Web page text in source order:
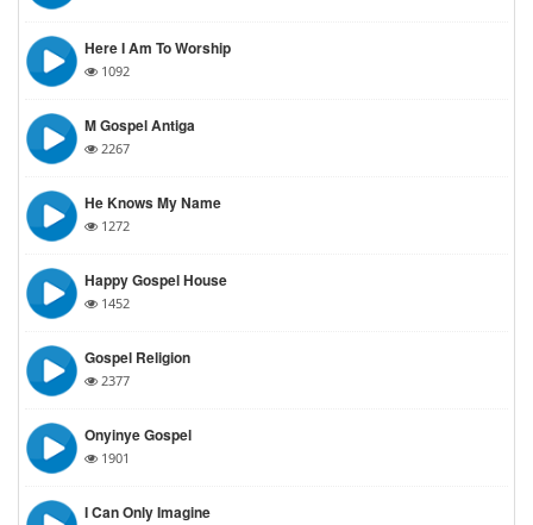
Here I Am To Worship
1092
M Gospel Antiga
2267
He Knows My Name
1272
Happy Gospel House
1452
Gospel Religion
2377
Onyinye Gospel
1901
I Can Only Imagine